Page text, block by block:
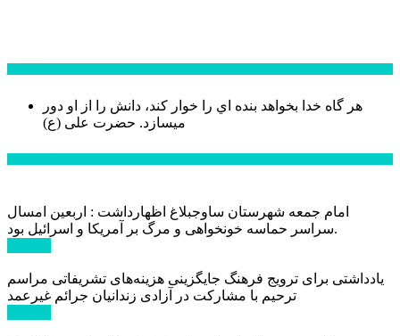
هر گاه خدا بخواهد بنده اي را خوار كند، دانش را از او دور
میسازد. حضرت علی (ع)
امام جمعه شهرستان ساوجبلاغ اظهارداشت : اربعین امسال
سراسر حماسه خونخواهی و مرگ بر آمریکا و اسرائیل بود.
یادداشتی برای ترویج فرهنگ جایگزینی هزینه‌های تشریفاتی مراسم
ترحیم با مشارکت در آزادی زندانیان جرائم غیرعمد